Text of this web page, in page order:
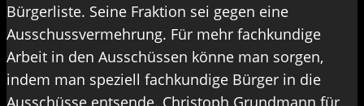
Bürgerliste. Seine Fraktion sei gegen eine
Ausschussvermehrung. Für mehr fachkundige
Arbeit in den Ausschüssen könne man sorgen,
indem man speziell fachkundige Bürger in die